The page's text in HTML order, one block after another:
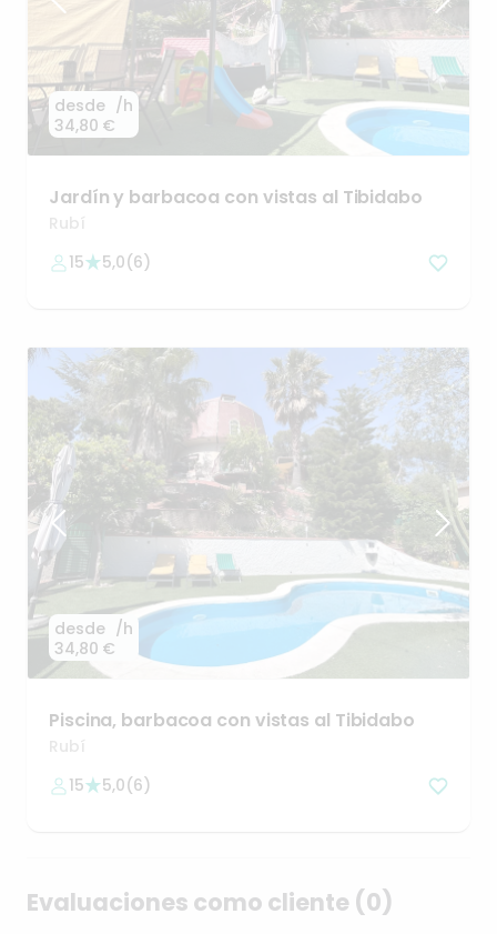
desde
34,80 €
/h
Jardíny barbacoa con vistas al Tibidabo
Rubí
15
5,0(6)
desde
34,80 €
/h
Piscina​,​ barbacoa con vistas al Tibidabo
Rubí
15
5,0(6)
Evaluaciones como cliente (0)